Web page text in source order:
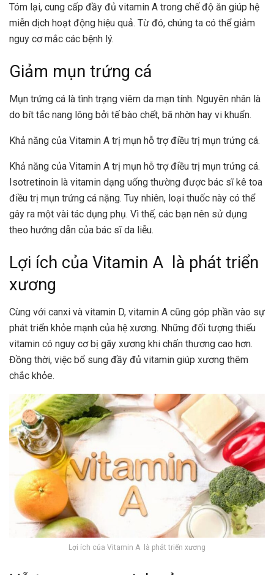
Tóm lại, cung cấp đầy đủ vitamin A trong chế độ ăn giúp hệ
miễn dịch hoạt động hiệu quả. Từ đó, chúng ta có thể giảm
nguy cơ mắc các bệnh lý.
Giảm mụn trứng cá
Mụn trứng cá là tình trạng viêm da mạn tính. Nguyên nhân là
do bít tắc nang lông bởi tế bào chết, bã nhờn hay vi khuẩn.
Khả năng của Vitamin A trị mụn hỗ trợ điều trị mụn trứng cá.
Khả năng của Vitamin A trị mụn hỗ trợ điều trị mụn trứng cá.
Isotretinoin là vitamin dạng uống thường được bác sĩ kê toa
điều trị mụn trứng cá nặng. Tuy nhiên, loại thuốc này có thể
gây ra một vài tác dụng phụ. Vì thế, các bạn nên sử dụng
theo hướng dẫn của bác sĩ da liễu.
Lợi ích của Vitamin A là phát triển
xương
Cùng với canxi và vitamin D, vitamin A cũng góp phần vào sự
phát triển khỏe mạnh của hệ xương. Những đối tượng thiếu
vitamin có nguy cơ bị gãy xương khi chấn thương cao hơn.
Đồng thời, việc bổ sung đầy đủ vitamin giúp xương thêm
chắc khỏe.
Lợi ích của Vitamin A là phát triển xương